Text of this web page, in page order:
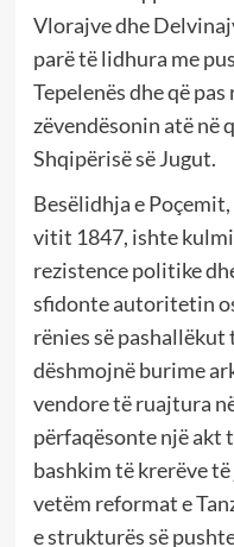
Vlorajve dhe
parë të lidhura me
Tepelenës dhe që
zëvendësonin atë në
Shqipërisë së Jugut.
Besëlidhja e
vitit 1847, ishte
rezistence politike
sfidonte autoritetin
rënies së pashallëkut
dëshmojnë burime
vendore të ruajtura
përfaqësonte një
bashkim të krerëve
vetëm reformat e
e strukturës së